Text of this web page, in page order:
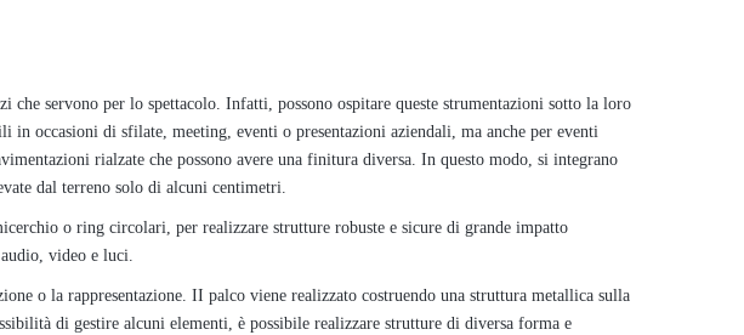
servono per lo spettacolo. Infatti, possono ospitare queste strumentazioni sotto la loro
occasioni di sfilate, meeting, eventi o presentazioni aziendali, ma anche per eventi
rialzate che possono avere una finitura diversa. In questo modo, si integrano
dal terreno solo di alcuni centimetri.
o ring circolari, per realizzare strutture robuste e sicure di grande impatto
video e luci.
o la rappresentazione. II palco viene realizzato costruendo una struttura metallica sulla
di gestire alcuni elementi, è possibile realizzare strutture di diversa forma e